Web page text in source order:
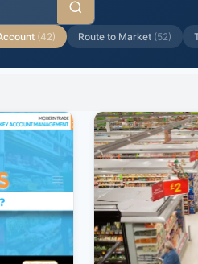
(42) Route to Market (52)